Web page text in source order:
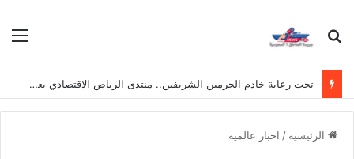
بحث
تحت رعاية خادم الحرمين الشريفين.. منتدى الرياض الاقتصادي يعقد دورته الـ(12) أكتوبر القادم
الرئيسية / اخبار عالمية